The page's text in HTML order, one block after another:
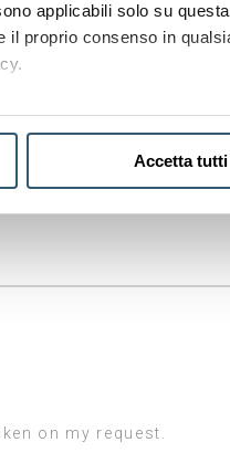
applicabili solo su
proprio consenso in
specifiche
con i nostri partner che
Accetta tutti
on my request.